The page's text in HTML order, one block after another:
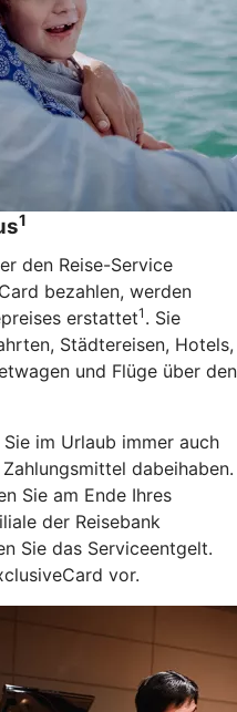
1
den Reise-Service
bezahlen, werden
erstattet1 . Sie
Städtereisen, Hotels,
und Flüge über den
im Urlaub immer auch
dabeihaben.
Sie am Ende Ihres
der Reisebank
Sie das Serviceentgelt.
vor.